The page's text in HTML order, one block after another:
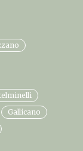
Gallicano